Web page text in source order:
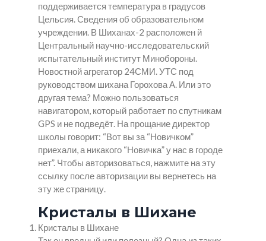
поддерживается температура в градусов
Цельсия. Сведения об образовательном
учреждении. В Шиханах-2 расположен й
Центральный научно-исследовательский
испытательный институт Минобороны.
Новостной агрегатор 24СМИ. УТС под
руководством шихана Горохова А. Или это
другая тема? Можно пользоваться
навигатором, который работает по спутникам
GPS и не подведёт. На прощание директор
школы говорит: “Вот вы за “Новичком”
приехали, а никакого “Новичка” у нас в городе
нет”. Чтобы авторизоваться, нажмите на эту
ссылку после авторизации вы вернетесь на
эту же страницу.
Кристалы в Шихане
Кристалы в Шихане